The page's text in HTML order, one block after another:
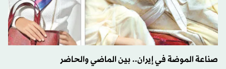
صناعة الموضة في إيران.. بين الماضي والحاضر